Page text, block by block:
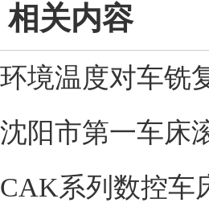
相关内容
环境温度对车铣
沈阳市第一车床
CAK系列数控车